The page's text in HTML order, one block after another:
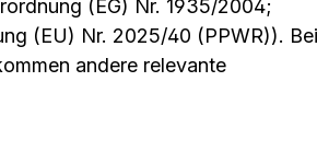
(EG) Nr. 1935/2004;
(EU) Nr. 2025/40 (PPWR)).
andere relevante